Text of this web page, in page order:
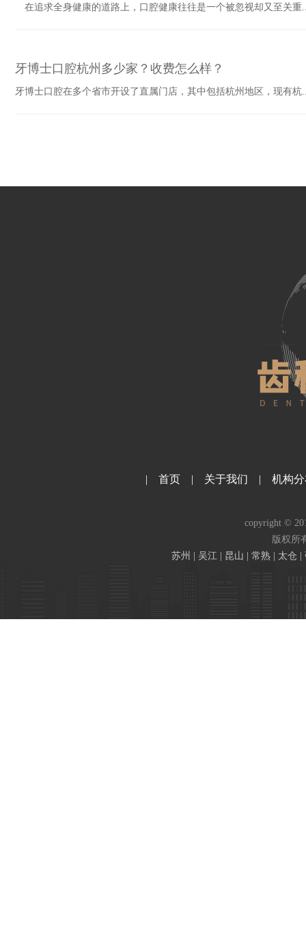
在追求全身健康的道路上，口腔健康往往是一个被忽视却又至关
牙博士口腔杭州多少家？收费怎么样？
牙博士口腔在多个省市开设了直属门店，其中包括杭州地区，现有
| 首页 | 关于我们 | 机构
copyright ©
版权所
苏州 | 吴江 | 昆山 | 常熟 | 太仓 |